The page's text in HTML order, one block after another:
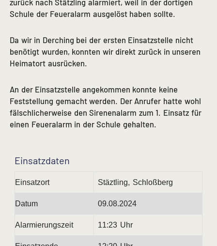
zurück nach Stätzling alarmiert, weil in der dortigen
Schule der Feueralarm ausgelöst haben sollte.
Da wir in Derching bei der ersten Einsatzstelle nicht
benötigt wurden, konnten wir direkt zurück in unseren
Heimatort ausrücken.
An der Einsatzstelle angekommen konnte keine
Feststellung gemacht werden. Der Anrufer hatte wohl
fälschlicherweise den Sirenenalarm zum 1. Einsatz für
einen Feueralarm in der Schule gehalten.
Einsatzdaten
Einsatzort Stäztling, Schloßberg
Datum 09.08.2024
Alarmierungszeit 11:23 Uhr